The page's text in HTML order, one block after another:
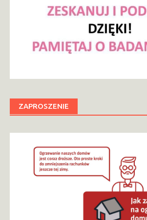
ZAPROSZENIE